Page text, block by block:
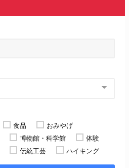
食品
おみやげ
博物館・科学館
体験
伝統工芸 ハイキング